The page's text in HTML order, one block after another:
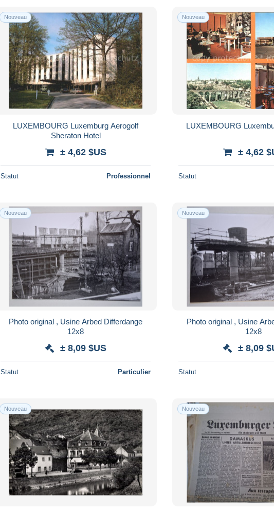
Nouveau
LUXEMBOURG Luxemburg Aerogolf
Sheraton Hotel
± 4,62 $US
Statut Professionnel
Nouveau
± 4,62
Statut
Nouveau
Photo original , Usine Arbed Differdange
12x8
± 8,09 $US
Statut Particulier
Nouveau
Photo original , Usine
12x8
± 8,09
Statut
Nouveau Nouveau